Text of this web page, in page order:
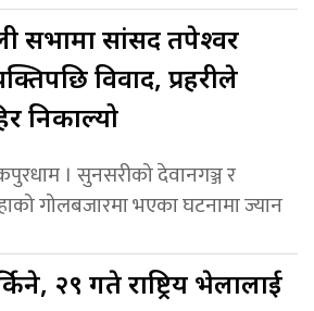
सभामा सांसद तपेश्वर
विवाद, प्रहरीले
निकाल्यो
। सुनसरीको देवानगञ्ज र
गोलबजारमा भएका घटनामा ज्यान
२९ गते राष्ट्रिय भेलालाई